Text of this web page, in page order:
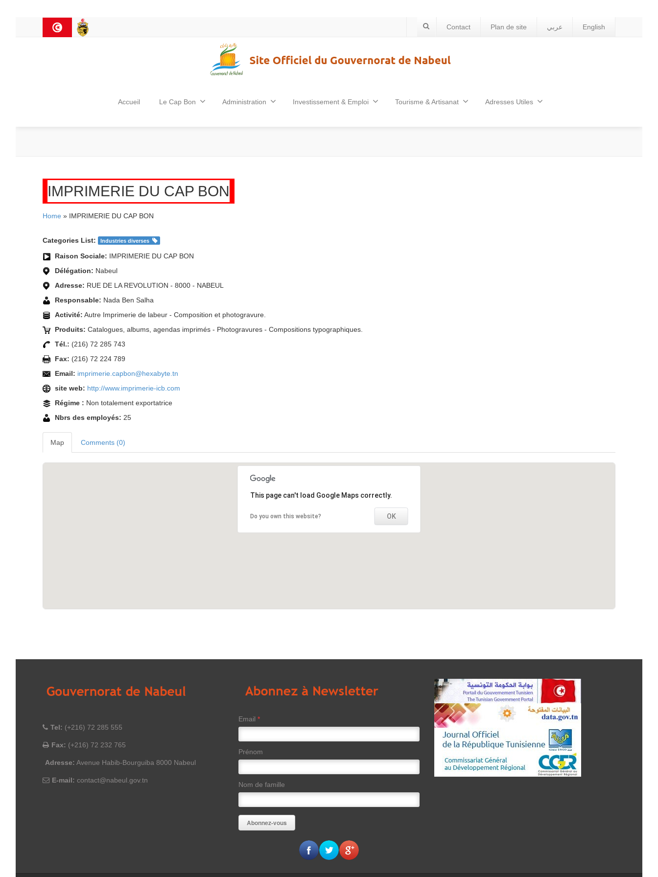
Contact Plan de site عربي English
Accueil Le Cap Bon Administration Investissement & Emploi Tourisme & Artisanat Adresses Utiles
IMPRIMERIE DU CAP BON
Home » IMPRIMERIE DU CAP BON
Categories List: Industries diverses
Raison Sociale: IMPRIMERIE DU CAP BON
Délégation: Nabeul
Adresse: RUE DE LA REVOLUTION - 8000 - NABEUL
Responsable: Nada Ben Salha
Activité: Autre Imprimerie de labeur - Composition et photogravure.
Produits: Catalogues, albums, agendas imprimés - Photogravures - Compositions typographiques.
Tél.: (216) 72 285 743
Fax: (216) 72 224 789
Email: imprimerie.capbon@hexabyte.tn
site web: http://www.imprimerie-icb.com
Régime : Non totalement exportatrice
Nbrs des employés: 25
Map Comments (0)
This page can't load Google Maps correctly.
Do you own this website? OK
Tel: (+216) 72 285 555
Fax: (+216) 72 232 765
Adresse: Avenue Habib-Bourguiba 8000 Nabeul
E-mail: contact@nabeul.gov.tn
Email *
Prénom
Nom de famille